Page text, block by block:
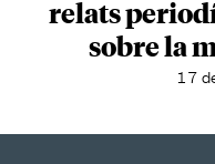
relats
sobre la
17